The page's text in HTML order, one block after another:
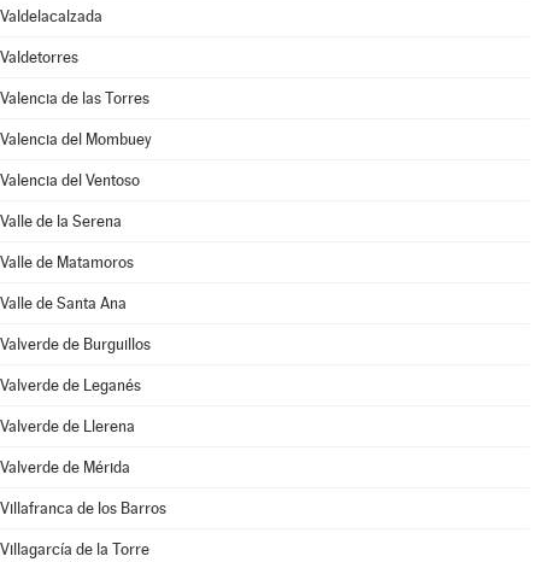
Valdelacalzada
Valdetorres
Valencia de las Torres
Valencia del Mombuey
Valencia del Ventoso
Valle de la Serena
Valle de Matamoros
Valle de Santa Ana
Valverde de Burguillos
Valverde de Leganés
Valverde de Llerena
Valverde de Mérida
Villafranca de los Barros
Villagarcía de la Torre